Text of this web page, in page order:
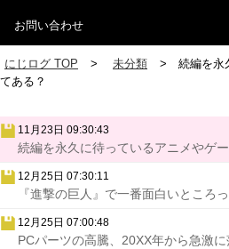
お問い合わせ
にじログ TOP 未分類
続編を永
てある？
11月23日 09:30:43
続編を永久に待っているアニメやゲー
12月25日 07:30:11
『進撃の巨人』で一番面白いところ
12月25日 07:00:48
PCパーツの高騰、20XX年から急激に